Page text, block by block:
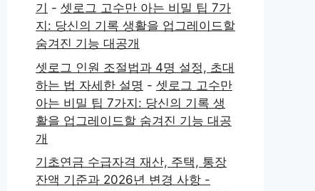
기 - 셋로그 고수만 아는 비밀 팁 7가
지: 당신의 기록 생활을 업그레이드할
숨겨진 기능 대공개
셋로그 인원 조절법과 4명 설정, 초대
하는 법 자세한 설명 - 셋로그 고수만
아는 비밀 팁 7가지: 당신의 기록 생
활을 업그레이드할 숨겨진 기능 대공
개
기초연금 수급자격 재산, 주택, 통장
잔액 기준과 2026년 변경 사항 -